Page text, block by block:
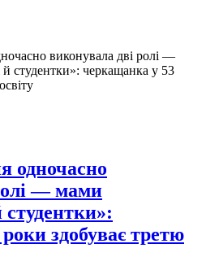
виконувала дві ролі —
студентки»: черкащанка у 53
одночасно
— мами
здобуває третю